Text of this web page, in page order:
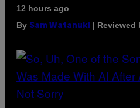
12 hours ago
By Sam Watanuki | Reviewed